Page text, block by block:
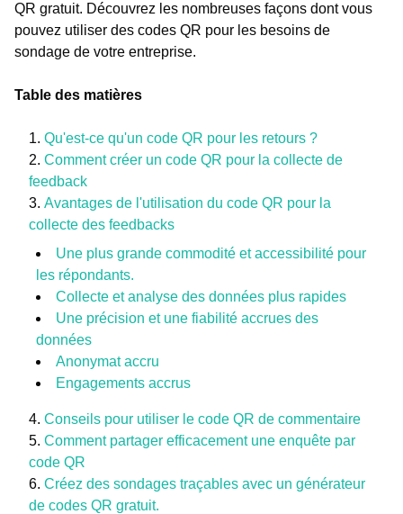
QR gratuit. Découvrez les nombreuses façons dont vous
pouvez utiliser des codes QR pour les besoins de
sondage de votre entreprise.
Table des matières
Qu'est-ce qu'un code QR pour les retours ?
Comment créer un code QR pour la collecte de
feedback
Avantages de l'utilisation du code QR pour la
collecte des feedbacks
Une plus grande commodité et accessibilité pour
les répondants.
Collecte et analyse des données plus rapides
Une précision et une fiabilité accrues des
données
Anonymat accru
Engagements accrus
Conseils pour utiliser le code QR de commentaire
Comment partager efficacement une enquête par
code QR
Créez des sondages traçables avec un générateur
de codes QR gratuit.